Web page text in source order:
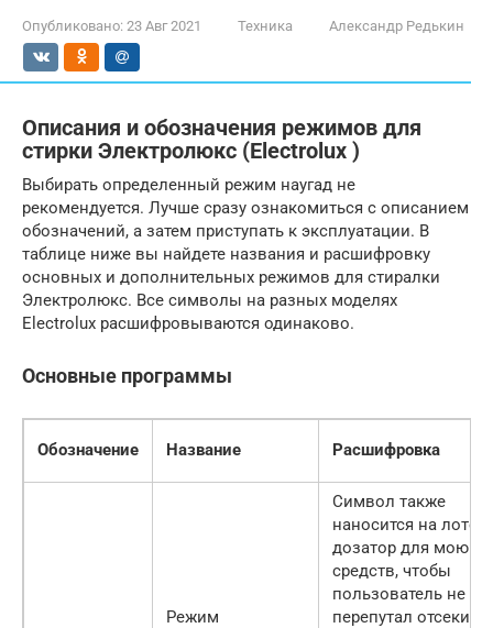
Опубликовано: 23 Авг 2021 Техника Александр Редькин
Описания и обозначения режимов для
стирки Электролюкс (Electrolux )
Выбирать определенный режим наугад не
рекомендуется. Лучше сразу ознакомиться с описанием
обозначений, а затем приступать к эксплуатации. В
таблице ниже вы найдете названия и расшифровку
основных и дополнительных режимов для стиралки
Электролюкс. Все символы на разных моделях
Electrolux расшифровываются одинаково.
Основные программы
Обозначение Название Расшифровка
Режим
Символ также
наносится на лоток-
дозатор для
средств, чтобы
пользователь не
перепутал отсеки